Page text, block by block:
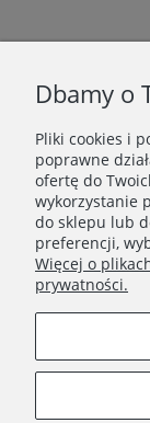
Zapisując
Polityką
REGULAMINY
Dbamy o
Pliki cookies i
poprawne
ofertę do
wykorzystanie
do sklepu lub
preferencji,
Więcej o
prywatności.